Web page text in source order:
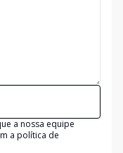
a nossa equipe
a política de